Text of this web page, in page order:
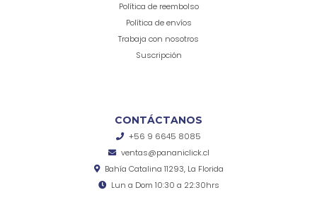
Política de reembolso
Política de envíos
Trabaja con nosotros
Suscripción
CONTÁCTANOS
+56 9 6645 8085
ventas@pananiclick.cl
Bahía Catalina 11293, La Florida
Lun a Dom 10:30 a 22:30hrs